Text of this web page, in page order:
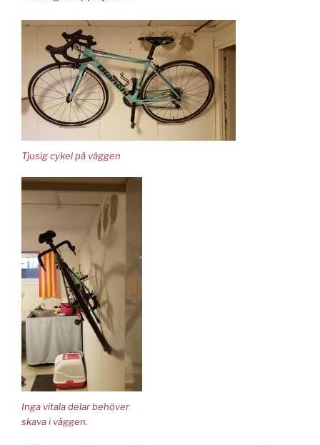
Tjusig cykel på väggen
Inga vitala delar behöver
skava i väggen.